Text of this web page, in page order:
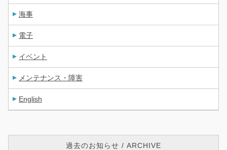
海事
電子
イベント
メンテナンス・障害
English
過去のお知らせ / ARCHIVE